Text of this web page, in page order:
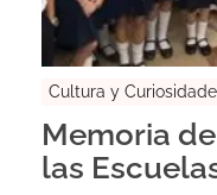
Cultura y
Memoria
las